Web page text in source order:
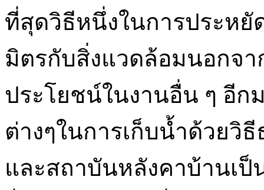
ที่สุดวิธีหนึ่งในการประหยั
มิตรกับสิ่งแวดล้อมนอกจ
ประโยชน์ในงานอื่น ๆ อี
ต่างๆในการเก็บน้ำด้วยวิ
และสถาบันหลังคาบ้านเ